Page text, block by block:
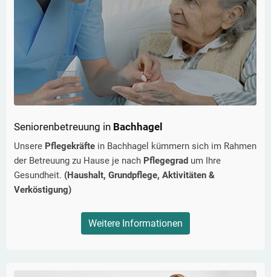
Seniorenbetreuung in Bachhagel
Unsere Pflegekräfte in Bachhagel kümmern sich im Rahmen
der Betreuung zu Hause je nach Pflegegrad um Ihre
Gesundheit. (Haushalt, Grundpflege, Aktivitäten &
Verköstigung)
Weitere Informationen